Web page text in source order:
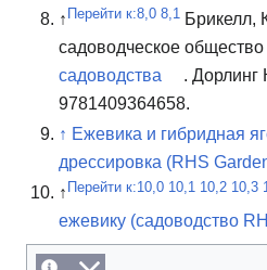
↑ Перейти к:8,0 8,1 Брикелл,
садоводческое общество
садоводства
. Дорлинг
9781409364658.
↑ Ежевика и гибридная
дрессировка (RHS
↑ Перейти к:10,0 10,1 10,2 10,3
ежевику (садоводство